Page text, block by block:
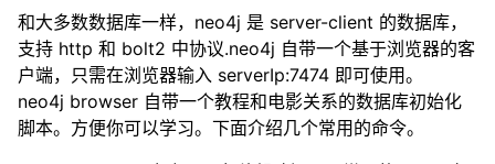
和大多数数据库一样，neo4j 是 server-client 的数据库，
支持 http 和 bolt2 中协议.neo4j 自带一个基于浏览器的客
户端，只需在浏览器输入 serverIp:7474 即可使用。
neo4j browser 自带一个教程和电影关系的数据库初始化
脚本。方便你可以学习。下面介绍几个常用的命令。